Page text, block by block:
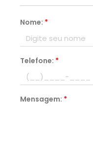
Nome: *
Telefone: *
Mensagem: *